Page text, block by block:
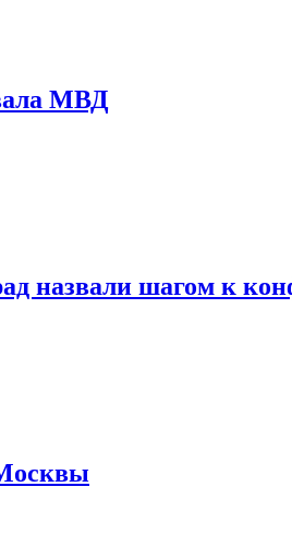
МВД
назвали шагом к